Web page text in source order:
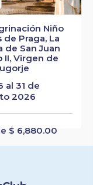
Niño
de Praga, La
de San Juan
II, Virgen de
al 31 de
2026
$ 6,880.00